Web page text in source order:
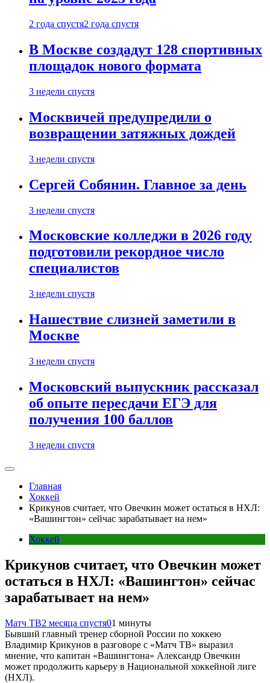
2 года спустя2 года спустя
В Москве создадут 128 спортивных
площадок нового формата
3 недели спустя
Москвичей предупредили о
возвращении затяжных дождей
3 недели спустя
Сергей Собянин. Главное за день
3 недели спустя
Московские колледжи в 2026 году
подготовили рекордное число
специалистов
3 недели спустя
Нашествие слизней заметили в
Москве
3 недели спустя
Московский выпускник рассказал
об опыте пересдачи ЕГЭ для
получения 100 баллов
3 недели спустя
Главная
Хоккей
Крикунов считает, что Овечкин может остаться в НХЛ:
«Вашингтон» сейчас зарабатывает на нем»
Хоккей
Крикунов считает, что Овечкин может
остаться в НХЛ: «Вашингтон» сейчас
зарабатывает на нем»
Матч ТВ2 месяца спустя01 минуты
Бывший главный тренер сборной России по хоккею
Владимир Крикунов в разговоре с «Матч ТВ» выразил
мнение, что капитан «Вашингтона» Александр Овечкин
может продолжить карьеру в Национальной хоккейной лиге
(НХЛ).